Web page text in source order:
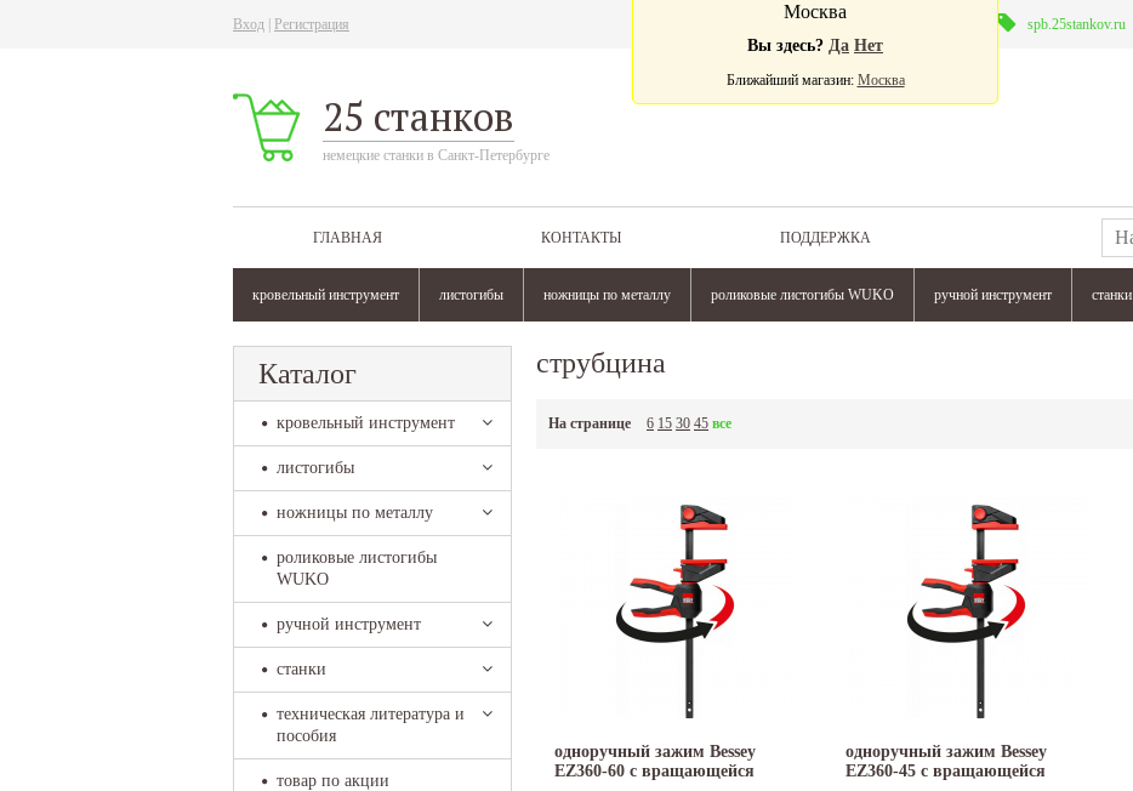
Вход Регистрация spb.25stankov.ru
25 станков
немецкие станки в Санкт-Петербурге
ГЛАВНАЯ КОНТАКТЫ ПОДДЕРЖКА
кровельный инструмент листогибы ножницы по металлу роликовые листогибы WUKO ручной инструмент станки
Москва
Вы здесь? Да Нет
Ближайший магазин: Москва
Каталог
кровельный инструмент
листогибы
ножницы по металлу
роликовые листогибы
WUKO
ручной инструмент
станки
техническая литература и
пособия
товар по акции
струбцина
На странице 6 15 30 45 все
одноручный зажим Bessey
EZ360-60 с вращающейся
одноручный зажим Bessey
EZ360-45 с вращающейся